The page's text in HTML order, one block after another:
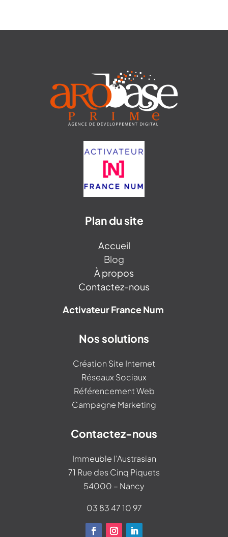
Plan du site
Accueil
Blog
À propos
Contactez-nous
Activateur France Num
Nos solutions
Création Site Internet
Réseaux Sociaux
Référencement Web
Campagne Marketing
Contactez-nous
Immeuble l’Austrasian
71 Rue des Cinq Piquets
54000 – Nancy
03 83 47 10 97